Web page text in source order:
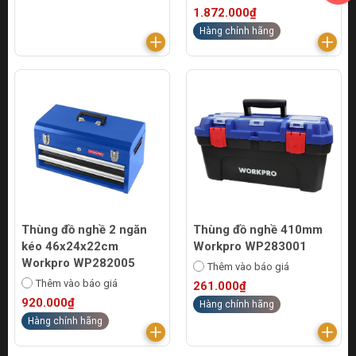
1.872.000₫
Hàng chính hãng
Thùng đồ nghề 2 ngăn
kéo 46x24x22cm
Workpro WP282005
Thêm vào báo giá
920.000₫
Hàng chính hãng
Thùng đồ nghề 410mm
Workpro WP283001
Thêm vào báo giá
261.000₫
Hàng chính hãng